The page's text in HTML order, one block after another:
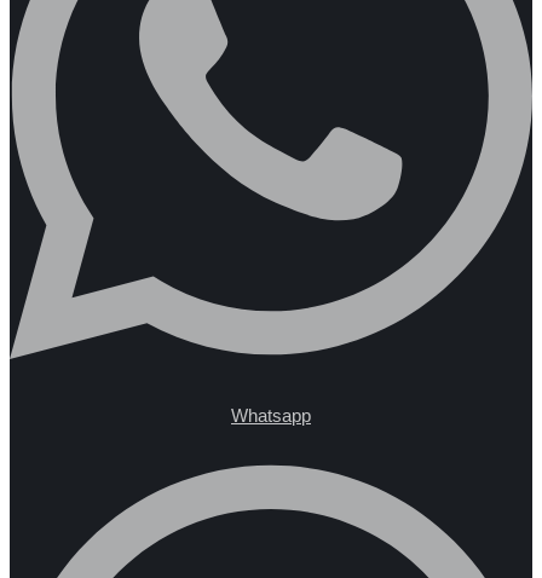
Whatsapp